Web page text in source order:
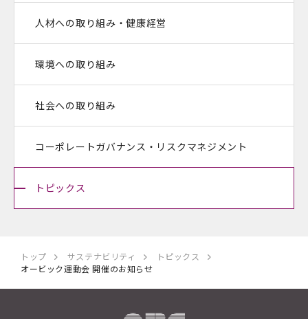
トップ サステナビリティ
トピックス
オービック運動会 開催のお知らせ
人材への取り組み・健康経営
環境への取り組み
社会への取り組み
コーポレートガバナンス・ リスクマネジメント
トピックス